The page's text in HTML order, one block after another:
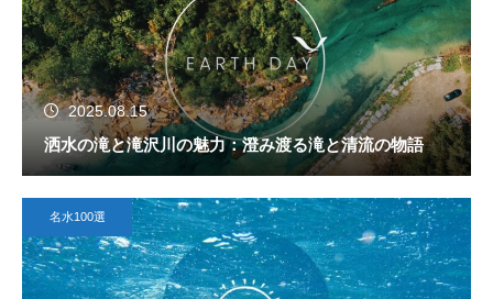
2025.08.15
洒水の滝と滝沢川の魅力：澄み渡る滝と清流の物語
名水100選